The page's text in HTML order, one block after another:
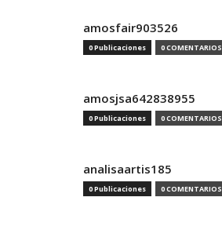
amosfair903526
0 Publicaciones 0 COMENTARIOS
amosjsa642838955
0 Publicaciones 0 COMENTARIOS
analisaartis185
0 Publicaciones 0 COMENTARIOS